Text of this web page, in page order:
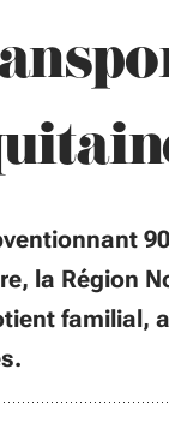
la Région
familial,